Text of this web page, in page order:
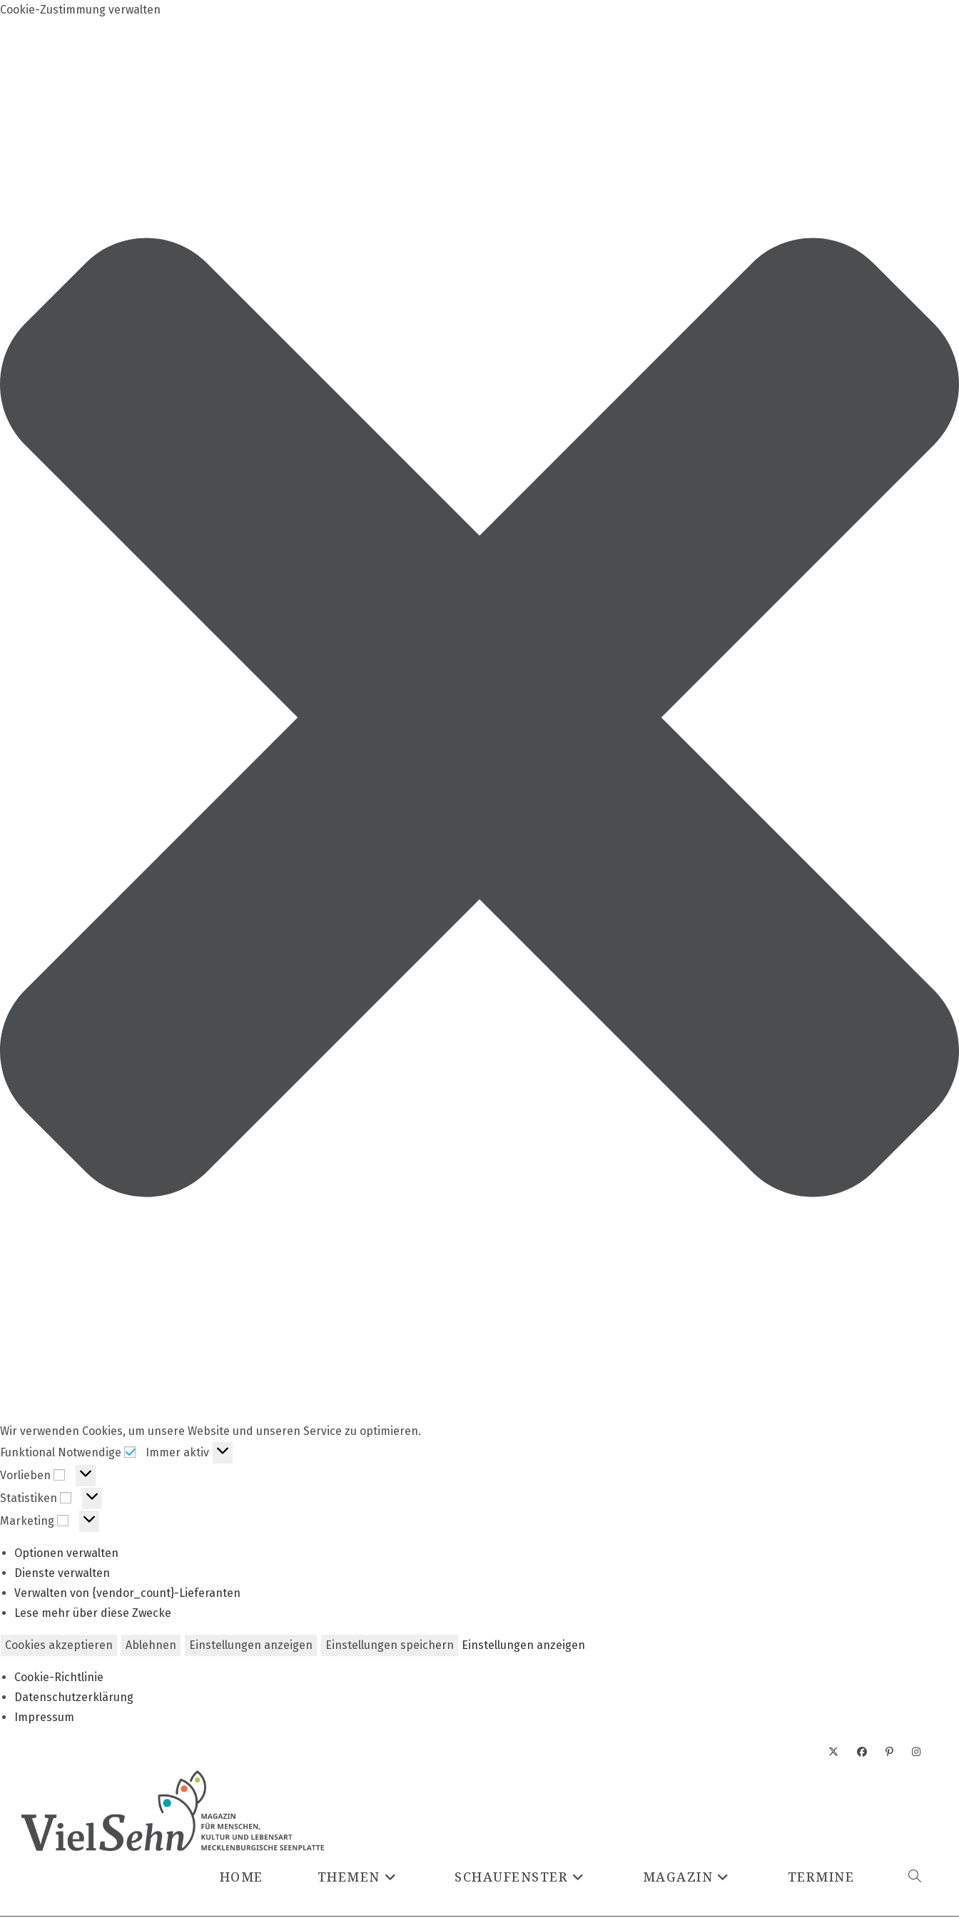
Cookie-Zustimmung verwalten
Wir verwenden Cookies, um unsere Website und unseren Service zu optimieren.
Funktional Notwendige
Funktional
Immer aktiv
Vorlieben
Vorlieben
Statistiken Statistiken
Marketing Marketing
Optionen verwalten
Dienste verwalten
Verwalten von {vendor_count}-Lieferanten
Lese mehr über diese Zwecke
Cookies akzeptieren Ablehnen Einstellungen anzeigen Einstellungen speichern Einstellungen anzeigen
Cookie-Richtlinie
Datenschutzerklärung
Impressum
HOME THEMEN SCHAUFENSTER MAGAZIN TERMINE WEBSITE-